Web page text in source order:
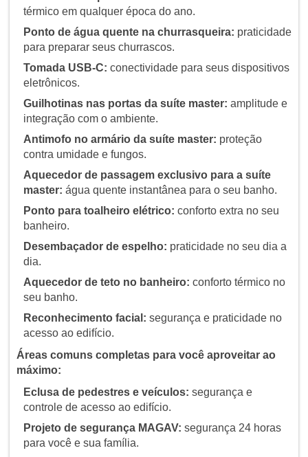
térmico em qualquer época do ano.
Ponto de água quente na churrasqueira: praticidade
para preparar seus churrascos.
Tomada USB-C: conectividade para seus dispositivos
eletrônicos.
Guilhotinas nas portas da suíte master: amplitude e
integração com o ambiente.
Antimofo no armário da suíte master: proteção
contra umidade e fungos.
Aquecedor de passagem exclusivo para a suíte
master: água quente instantânea para o seu banho.
Ponto para toalheiro elétrico: conforto extra no seu
banheiro.
Desembaçador de espelho: praticidade no seu dia a
dia.
Aquecedor de teto no banheiro: conforto térmico no
seu banho.
Reconhecimento facial: segurança e praticidade no
acesso ao edifício.
Áreas comuns completas para você aproveitar ao
máximo:
Eclusa de pedestres e veículos: segurança e
controle de acesso ao edifício.
Projeto de segurança MAGAV: segurança 24 horas
para você e sua família.